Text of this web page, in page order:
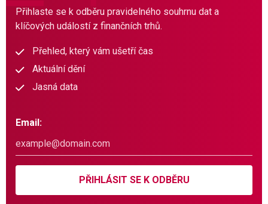
Přihlaste se k odběru pravidelného souhrnu dat a
klíčových událostí z finančních trhů.
Přehled, který vám ušetří čas
Aktuální dění
Jasná data
Email:
PŘIHLÁSIT SE K ODBĚRU